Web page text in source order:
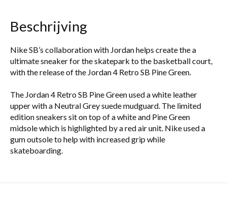
Beschrijving
Nike SB’s collaboration with Jordan helps create the a
ultimate sneaker for the skatepark to the basketball court,
with the release of the Jordan 4 Retro SB Pine Green.
The Jordan 4 Retro SB Pine Green used a white leather
upper with a Neutral Grey suede mudguard. The limited
edition sneakers sit on top of a white and Pine Green
midsole which is highlighted by a red air unit. Nike used a
gum outsole to help with increased grip while
skateboarding.